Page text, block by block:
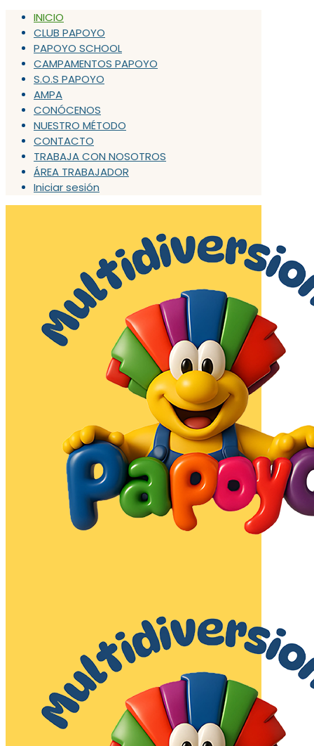
INICIO
CLUB PAPOYO
PAPOYO SCHOOL
CAMPAMENTOS PAPOYO
S.O.S PAPOYO
AMPA
CONÓCENOS
NUESTRO MÉTODO
CONTACTO
TRABAJA CON NOSOTROS
ÁREA TRABAJADOR
Iniciar sesión